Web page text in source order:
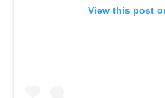
View this post